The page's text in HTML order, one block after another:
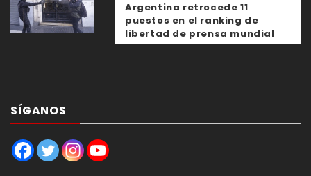
Argentina retrocede 11
puestos en el ranking de
libertad de prensa mundial
SÍGANOS